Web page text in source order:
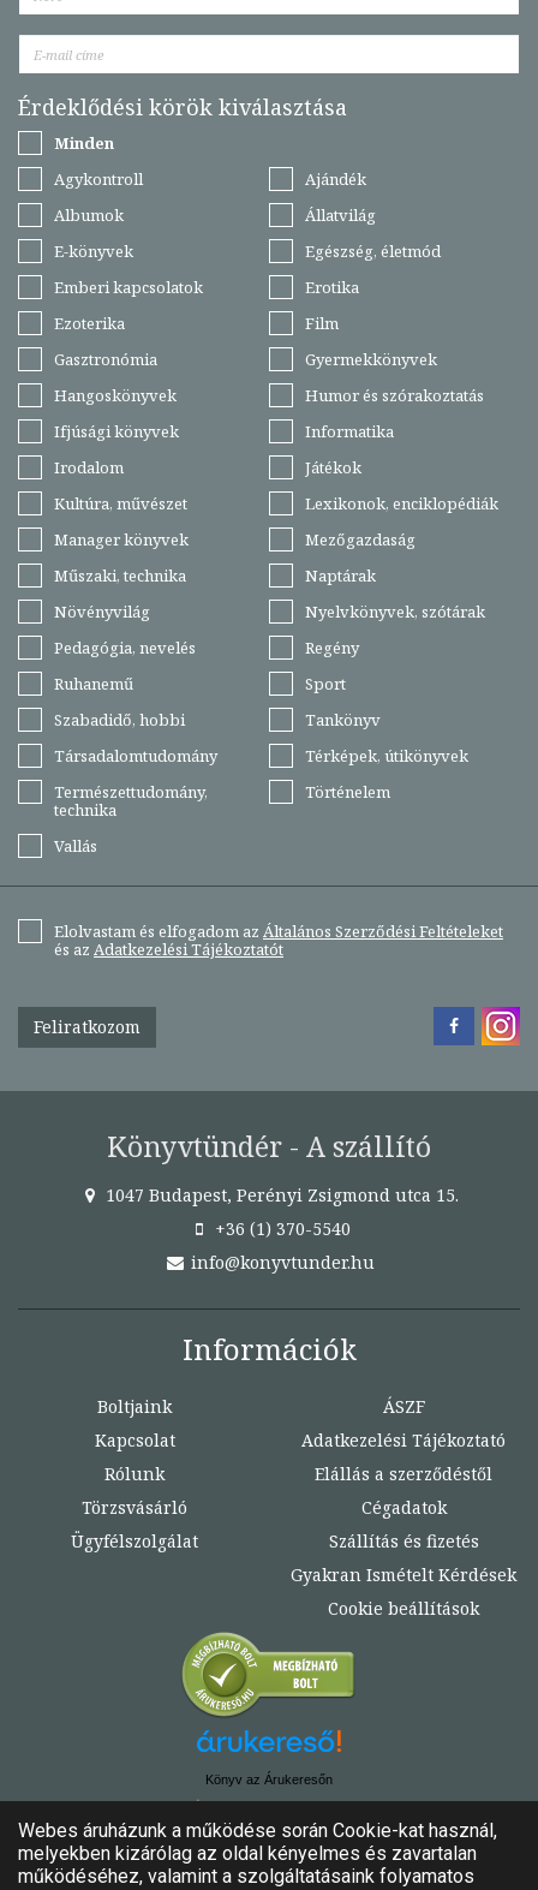
Érdeklődési körök kiválasztása
Minden
Agykontroll
Ajándék
Albumok
Állatvilág
E-könyvek
Egészség, életmód
Emberi kapcsolatok
Erotika
Ezoterika
Film
Gasztronómia
Gyermekkönyvek
Hangoskönyvek
Humor és szórakoztatás
Ifjúsági könyvek
Informatika
Irodalom
Játékok
Kultúra, művészet
Lexikonok, enciklopédiák
Manager könyvek
Mezőgazdaság
Műszaki, technika
Naptárak
Növényvilág
Nyelvkönyvek, szótárak
Pedagógia, nevelés
Regény
Ruhanemű
Sport
Szabadidő, hobbi
Tankönyv
Társadalomtudomány
Térképek, útikönyvek
Természettudomány,
technika
Történelem
Vallás
Elolvastam és elfogadom az Általános Szerződési Feltételeket
és az Adatkezelési Tájékoztatót
Feliratkozom
Könyvtündér - A szállító
1047 Budapest, Perényi Zsigmond utca 15.
+36 (1) 370-5540
info@konyvtunder.hu
Információk
Boltjaink
Kapcsolat
Rólunk
Törzsvásárló
Ügyfélszolgálat
ÁSZF
Adatkezelési Tájékoztató
Elállás a szerződéstől
Cégadatok
Szállítás és fizetés
Gyakran Ismételt Kérdések
Cookie beállítások
Könyv az Árukeresőn